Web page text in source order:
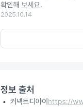
확인해 보세요.
2025.10.14
정보 출처
커넥트디아이 https://